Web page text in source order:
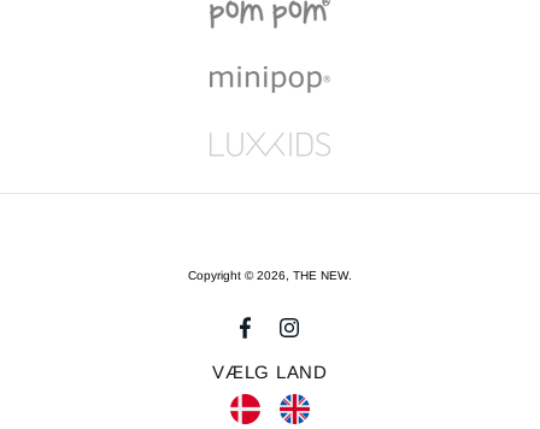
Copyright © 2026, THE NEW.
VÆLG LAND